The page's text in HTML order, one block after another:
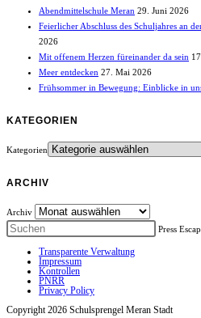
Abendmittelschule Meran 29. Juni 2026
Feierlicher Abschluss des Schuljahres an
2026
Mit offenem Herzen füreinander da sein
Meer entdecken 27. Mai 2026
Frühsommer in Bewegung: Einblicke in
KATEGORIEN
Kategorien
ARCHIV
Archiv
Press
Transparente Verwaltung
Impressum
Kontrollen
PNRR
Privacy Policy
Copyright 2026 Schulsprengel Meran Stadt